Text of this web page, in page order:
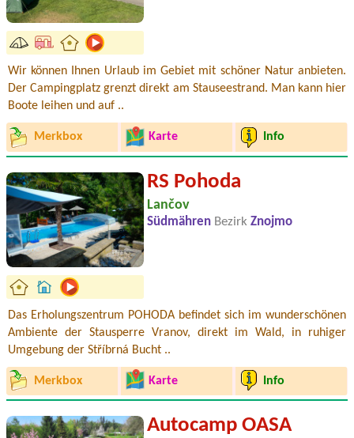
Wir können Ihnen Urlaub im Gebiet mit schöner Natur anbieten.
Der Campingplatz grenzt direkt am Stauseestrand. Man kann hier
Boote leihen und auf ..
Merkbox Karte Info
RS Pohoda
Lančov
Südmähren Bezirk Znojmo
Das Erholungszentrum POHODA befindet sich im wunderschönen
Ambiente der Stausperre Vranov, direkt im Wald, in ruhiger
Umgebung der Stříbrná Bucht ..
Merkbox Karte Info
Autocamp OASA